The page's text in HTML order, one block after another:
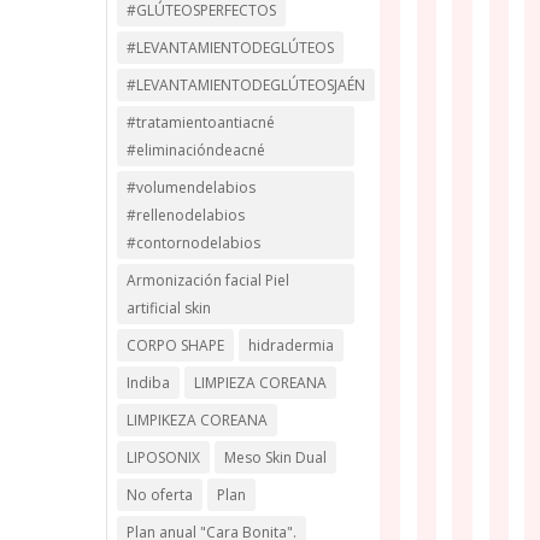
#GLÚTEOSPERFECTOS
#LEVANTAMIENTODEGLÚTEOS
#LEVANTAMIENTODEGLÚTEOSJAÉN
#tratamientoantiacné
#eliminacióndeacné
#volumendelabios
#rellenodelabios
#contornodelabios
Armonización facial Piel
artificial skin
CORPO SHAPE
hidradermia
Indiba
LIMPIEZA COREANA
LIMPIKEZA COREANA
LIPOSONIX
Meso Skin Dual
No oferta
Plan
Plan anual "Cara Bonita".